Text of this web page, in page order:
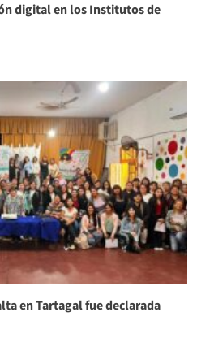
digital en los Institutos de
en Tartagal fue declarada